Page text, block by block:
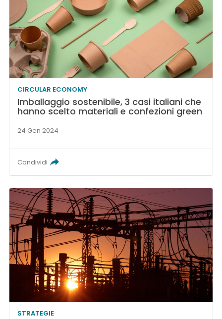
CIRCULAR ECONOMY
Imballaggio sostenibile, 3 casi italiani che
hanno scelto materiali e confezioni green
24 Gen 2024
Condividi
STRATEGIE